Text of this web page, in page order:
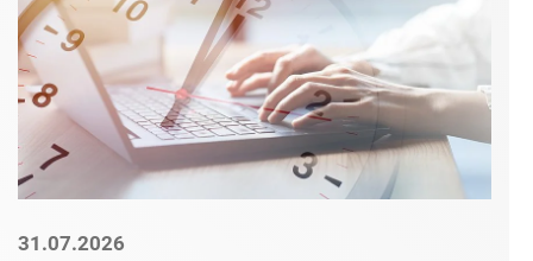
31.07.2026